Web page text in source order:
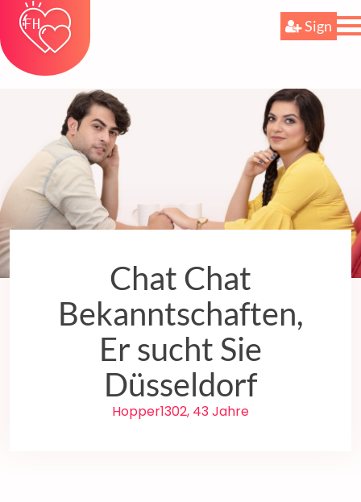
Sign
Chat Chat
Bekanntschaften,
Er sucht Sie
Düsseldorf
Hopper1302, 43 Jahre